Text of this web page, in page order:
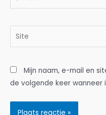
mail*
Site
Mijn naam, e-mail en
de volgende keer wanneer